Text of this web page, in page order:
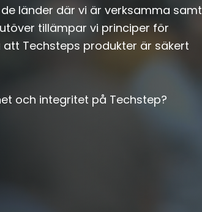
länder där vi är verksamma samt
tillämpar vi principer för
Techsteps produkter är säkert
och integritet på Techstep?